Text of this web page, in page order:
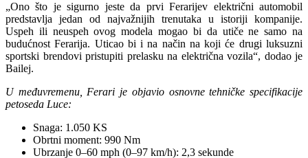
„Ono što je sigurno jeste da prvi Ferarijev električni automobil
predstavlja jedan od najvažnijih trenutaka u istoriji kompanije.
Uspeh ili neuspeh ovog modela mogao bi da utiče ne samo na
budućnost Ferarija. Uticao bi i na način na koji će drugi luksuzni
sportski brendovi pristupiti prelasku na električna vozila“, dodao je
Bailej.
U međuvremenu, Ferari je objavio osnovne tehničke specifikacije
petoseda Luce:
Snaga: 1.050 KS
Obrtni moment: 990 Nm
Ubrzanje 0–60 mph (0–97 km/h): 2,3 sekunde